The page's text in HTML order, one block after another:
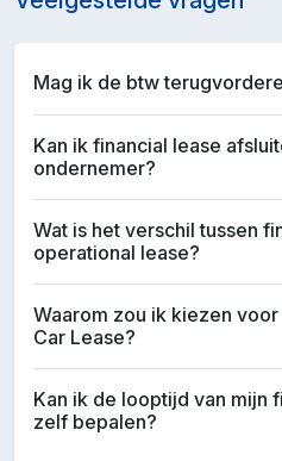
Mag ik de btw
Kan ik financial lease
ondernemer?
Wat is het verschil tussen
operational lease?
Waarom zou ik kiezen
Car Lease?
Kan ik de looptijd van mijn
zelf bepalen?